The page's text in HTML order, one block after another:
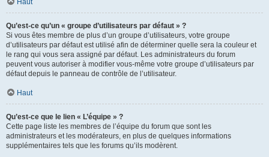
Haut
Qu’est-ce qu’un « groupe d’utilisateurs par défaut » ?
Si vous êtes membre de plus d’un groupe d’utilisateurs, votre groupe
d’utilisateurs par défaut est utilisé afin de déterminer quelle sera la couleur et
le rang qui vous sera assigné par défaut. Les administrateurs du forum
peuvent vous autoriser à modifier vous-même votre groupe d’utilisateurs par
défaut depuis le panneau de contrôle de l’utilisateur.
Haut
Qu’est-ce que le lien « L’équipe » ?
Cette page liste les membres de l’équipe du forum que sont les
administrateurs et les modérateurs, en plus de quelques informations
supplémentaires tels que les forums qu’ils modèrent.